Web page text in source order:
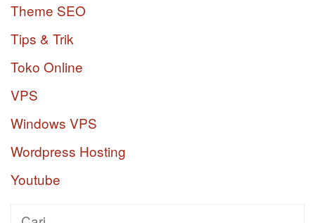
Theme SEO
Tips & Trik
Toko Online
VPS
Windows VPS
Wordpress Hosting
Youtube
Cari